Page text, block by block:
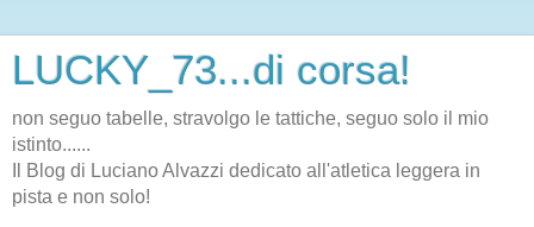
LUCKY_73...di corsa!
non seguo tabelle, stravolgo le tattiche, seguo solo il mio
istinto......
Il Blog di Luciano Alvazzi dedicato all'atletica leggera in
pista e non solo!